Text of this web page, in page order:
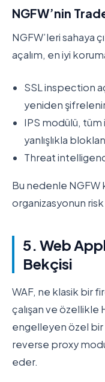
NGFW’nin
NGFW’leri sahaya
açalım, en iyi
SSL inspection
yeniden
IPS modülü, tüm
yanlışlıkla
Threat
Bu nedenle NGFW
organizasyonun
5. Web
Bekçisi
WAF, ne klasik bir
çalışan ve özellikle
engelleyen özel bir
reverse proxy
eder.